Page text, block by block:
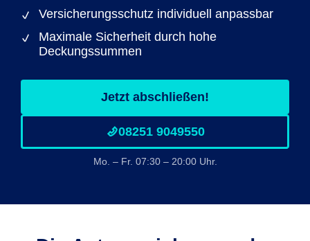
Versicherungsschutz individuell anpassbar
Maximale Sicherheit durch hohe
Deckungssummen
Jetzt abschließen!
08251 9049550
Mo. – Fr. 07:30 – 20:00 Uhr.